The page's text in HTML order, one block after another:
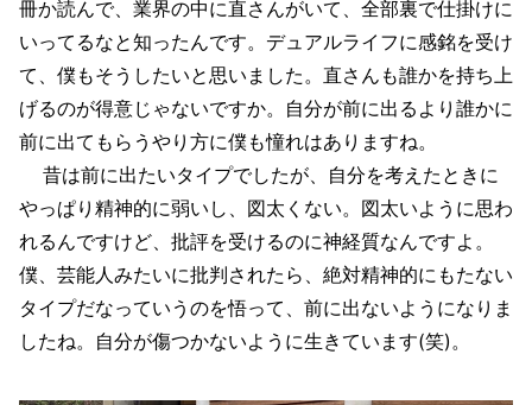
冊か読んで、業界の中に直さんがいて、全部裏で仕掛けに
いってるなと知ったんです。デュアルライフに感銘を受け
て、僕もそうしたいと思いました。直さんも誰かを持ち上
げるのが得意じゃないですか。自分が前に出るより誰かに
前に出てもらうやり方に僕も憧れはありますね。
昔は前に出たいタイプでしたが、自分を考えたときに
やっぱり精神的に弱いし、図太くない。図太いように思わ
れるんですけど、批評を受けるのに神経質なんですよ。
僕、芸能人みたいに批判されたら、絶対精神的にもたない
タイプだなっていうのを悟って、前に出ないようになりま
したね。自分が傷つかないように生きています(笑)。